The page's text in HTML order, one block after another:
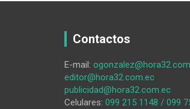
Contactos
E-mail:
editor@hora32.com.ec
publicidad@hora32.com.ec
Celulares: 099 215 1148 / 099